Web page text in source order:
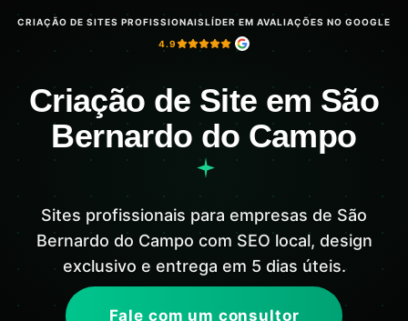
CRIAÇÃO DE SITES PROFISSIONAISLÍDER EM AVALIAÇÕES NO GOOGLE
4.9
Criação de Site em São
Bernardo do Campo
Sites profissionais para empresas de São
Bernardo do Campo com SEO local, design
exclusivo e entrega em 5 dias úteis.
Fale com um consultor